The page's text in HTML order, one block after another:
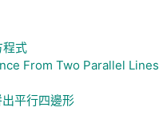
程式
From Two Parallel Lines
平行四邊形